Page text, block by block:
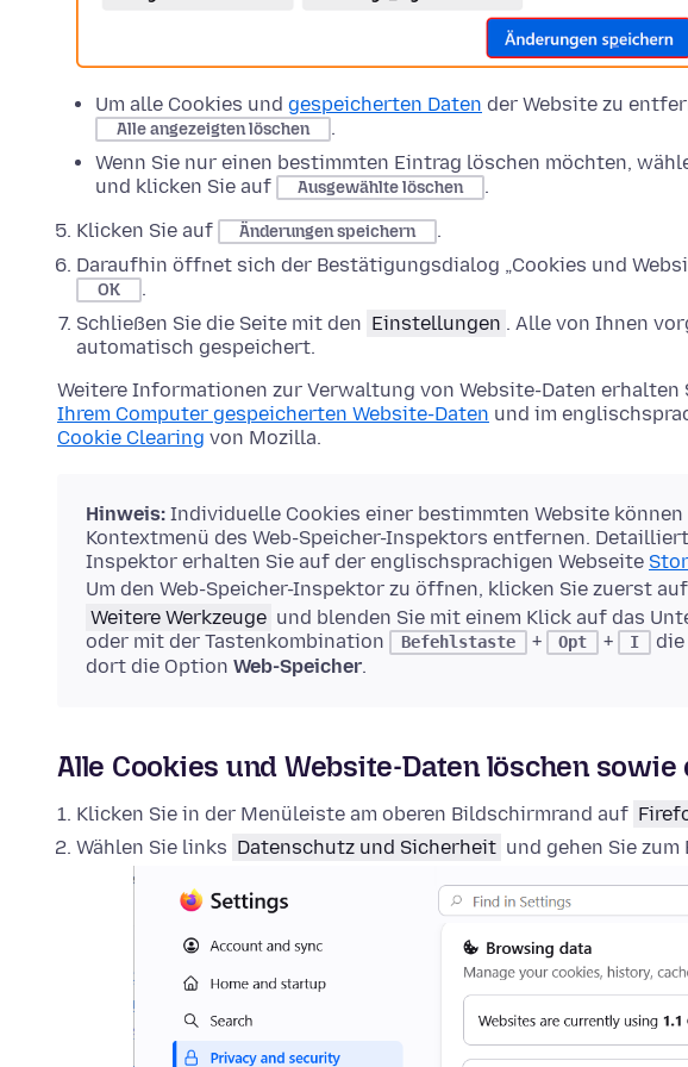
Um alle Cookies und gespeicherten Daten der Website zu
Alle angezeigten löschen
.
Wenn Sie nur einen bestimmten Eintrag löschen möchten,
und klicken Sie auf
Ausgewählte löschen
.
Klicken Sie auf
Änderungen speichern
.
Daraufhin öffnet sich der Bestätigungsdialog „Cookies und
OK
.
Schließen Sie die Seite mit den Einstellungen . Alle von Ihnen
automatisch gespeichert.
Weitere Informationen zur Verwaltung von Website-Daten erhalten
Ihrem Computer gespeicherten Website-Daten und im
Cookie Clearing von Mozilla.
Hinweis: Individuelle Cookies einer bestimmten Website
Kontextmenü des Web-Speicher-Inspektors entfernen.
Inspektor erhalten Sie auf der englischsprachigen Webseite
Um den Web-Speicher-Inspektor zu öffnen, klicken Sie zuerst
Weitere Werkzeuge und blenden Sie mit einem Klick auf das
oder mit der Tastenkombination
Befehlstaste + Opt + I
die
dort die Option Web-Speicher.
Alle Cookies und Website-Daten löschen sowie
Klicken Sie in der Menüleiste am oberen Bildschirmrand auf
Wählen Sie links Datenschutz und Sicherheit und gehen Sie zum